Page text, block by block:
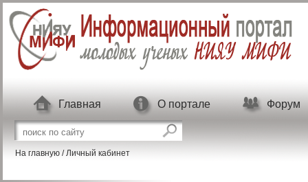
Перейти к основному содержанию
Главная О портале Форум
Форма поиска
Поиск на сайте
На главную /Личный кабинет